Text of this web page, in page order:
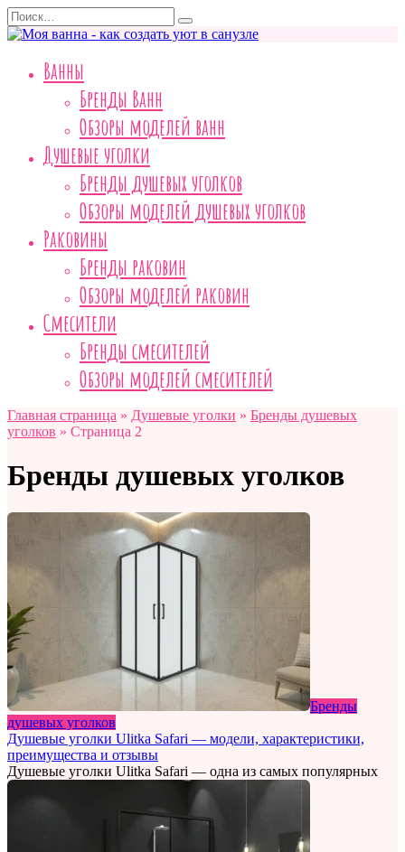
Перейти
к
Search
for:
Ванны
Бренды Ванн
Обзоры моделей ванн
Душевые уголки
Бренды душевых уголков
Обзоры моделей душевых уголков
Раковины
Бренды раковин
Обзоры моделей раковин
Смесители
Бренды смесителей
Обзоры моделей смесителей
Главная страница » Душевые уголки » Бренды душевых
уголков » Страница 2
Бренды душевых уголков
Бренды
душевых уголков
Душевые уголки Ulitka Safari — модели, характеристики,
преимущества и отзывы
Душевые уголки Ulitka Safari — одна из самых популярных